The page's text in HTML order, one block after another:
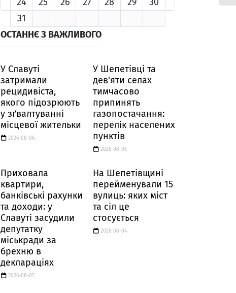
31
ОСТАННЄ З ВАЖЛИВОГО
У Славуті
затримали
рецидивіста,
якого підозрюють
у зґвалтуванні
місцевої жительки
2026-08-06
У Шепетівці та
дев'яти селах
тимчасово
припинять
газопостачання:
перелік населених
пунктів
2026-08-05
Приховала
квартири,
банківські рахунки
та доходи: у
Славуті засудили
депутатку
міськради за
брехню в
деклараціях
2026-08-05
На Шепетівщині
перейменували 15
вулиць: яких міст
та сіл це
стосується
2026-08-04